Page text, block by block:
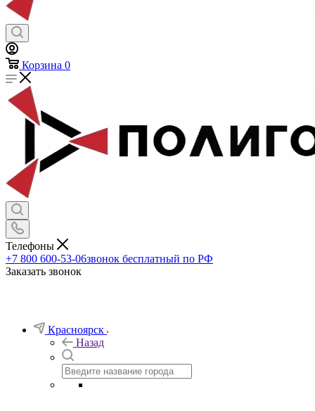
Корзина 0
Телефоны
+7 800 600-53-06звонок бесплатный по РФ
Заказать звонок
Красноярск
Назад